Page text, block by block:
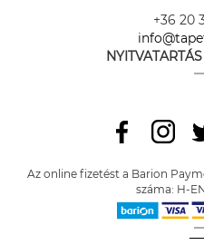
+36 20
Az online fizetést a Barion
száma: H-